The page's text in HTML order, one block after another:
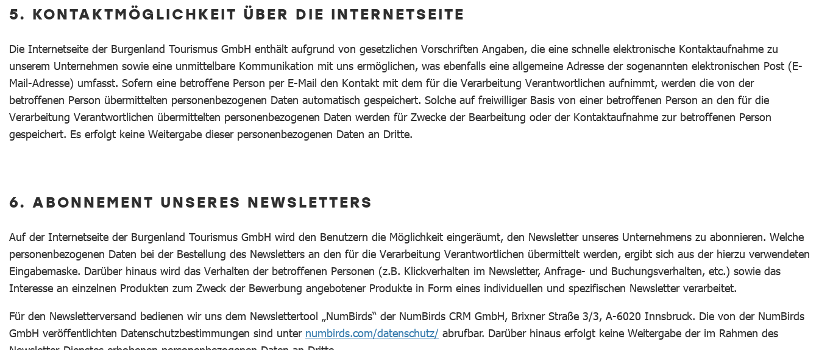
5. KONTAKTMÖGLICHKEIT ÜBER DIE INTERNETSEITE
Die Internetseite der Burgenland Tourismus GmbH enthält aufgrund von gesetzlichen Vorschriften Angaben, die eine schnelle elektronische Kontaktaufnahme zu
unserem Unternehmen sowie eine unmittelbare Kommunikation mit uns ermöglichen, was ebenfalls eine allgemeine Adresse der sogenannten elektronischen Post (E-
Mail-Adresse) umfasst. Sofern eine betroffene Person per E-Mail den Kontakt mit dem für die Verarbeitung Verantwortlichen aufnimmt, werden die von der
betroffenen Person übermittelten personenbezogenen Daten automatisch gespeichert. Solche auf freiwilliger Basis von einer betroffenen Person an den für die
Verarbeitung Verantwortlichen übermittelten personenbezogenen Daten werden für Zwecke der Bearbeitung oder der Kontaktaufnahme zur betroffenen Person
gespeichert. Es erfolgt keine Weitergabe dieser personenbezogenen Daten an Dritte.
6. ABONNEMENT UNSERES NEWSLETTERS
Auf der Internetseite der Burgenland Tourismus GmbH wird den Benutzern die Möglichkeit eingeräumt, den Newsletter unseres Unternehmens zu abonnieren. Welche
personenbezogenen Daten bei der Bestellung des Newsletters an den für die Verarbeitung Verantwortlichen übermittelt werden, ergibt sich aus der hierzu verwendeten
Eingabemaske. Darüber hinaus wird das Verhalten der betroffenen Personen (z.B. Klickverhalten im Newsletter, Anfrage- und Buchungsverhalten, etc.) sowie das
Interesse an einzelnen Produkten zum Zweck der Bewerbung angebotener Produkte in Form eines individuellen und spezifischen Newsletter verarbeitet.
Für den Newsletterversand bedienen wir uns dem Newslettertool „NumBirds“ der NumBirds CRM GmbH, Brixner Straße 3/3, A-6020 Innsbruck. Die von der NumBirds
GmbH veröffentlichten Datenschutzbestimmungen sind unter numbirds.com/datenschutz/ abrufbar. Darüber hinaus erfolgt keine Weitergabe der im Rahmen des